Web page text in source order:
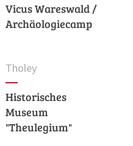
Vicus Wareswald /
Archäologiecamp
Tholey
Historisches
Museum
"Theulegium"